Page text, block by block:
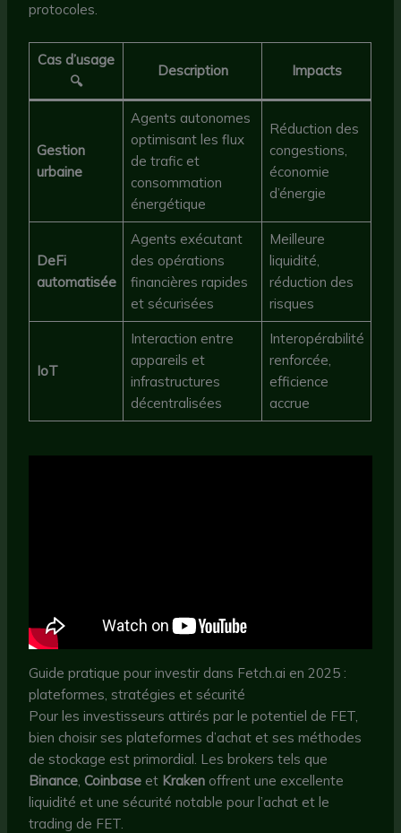
protocoles.
Cas d’usage
🔍
Description Impacts
Gestion
urbaine
Agents autonomes
optimisant les flux
de trafic et
consommation
énergétique
Réduction des
congestions,
économie
d’énergie
DeFi
automatisée
Agents exécutant
des opérations
financières rapides
et sécurisées
Meilleure
liquidité,
réduction des
risques
IoT
Interaction entre
appareils et
infrastructures
décentralisées
Interopérabilité
renforcée,
efficience
accrue
Guide pratique pour investir dans Fetch.ai en 2025 :
plateformes, stratégies et sécurité
Pour les investisseurs attirés par le potentiel de FET,
bien choisir ses plateformes d’achat et ses méthodes
de stockage est primordial. Les brokers tels que
Binance Coinbase et Kraken offrent une excellente
liquidité et une sécurité notable pour l’achat et le
trading de FET.